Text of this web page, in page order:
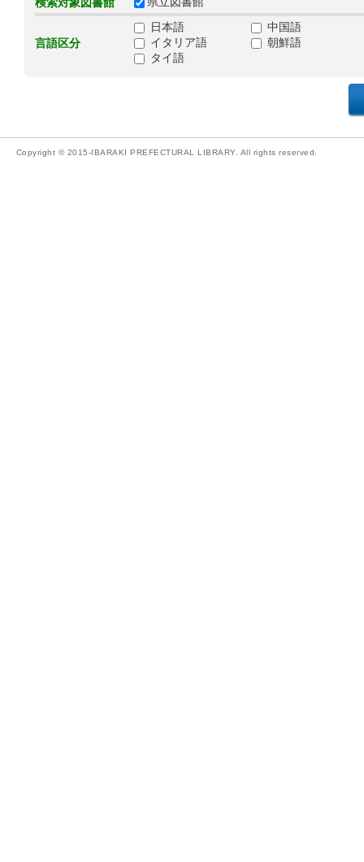
言語区分
日本語
中国語
イタリア語
朝鮮語
タイ語
Copyright © 2015-IBARAKI PREFECTURAL LIBRARY. All rights reserved.